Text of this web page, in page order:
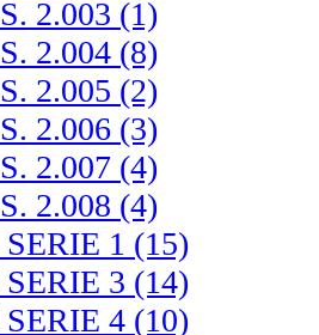
S. 2.003 (1)
S. 2.004 (8)
S. 2.005 (2)
S. 2.006 (3)
S. 2.007 (4)
S. 2.008 (4)
SERIE 1 (15)
SERIE 3 (14)
SERIE 4 (10)